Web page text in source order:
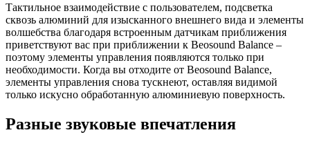
Тактильное взаимодействие с пользователем, подсветка
сквозь алюминий для изысканного внешнего вида и элементы
волшебства благодаря встроенным датчикам приближения
приветствуют вас при приближении к Beosound Balance –
поэтому элементы управления появляются только при
необходимости. Когда вы отходите от Beosound Balance,
элементы управления снова тускнеют, оставляя видимой
только искусно обработанную алюминиевую поверхность.
Разные звуковые впечатления